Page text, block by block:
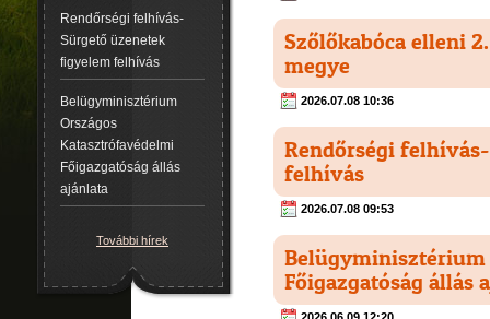
Rendőrségi felhívás-
Sürgető üzenetek
figyelem felhívás
Belügyminisztérium
Országos
Katasztrófavédelmi
Főigazgatóság állás
ajánlata
További hírek
Szőlőkabóca elleni
megye
2026.07.08 10:36
Rendőrségi
felhívás
2026.07.08 09:53
Belügyminisztérium
Főigazgatóság állás
2026.06.09 12:20